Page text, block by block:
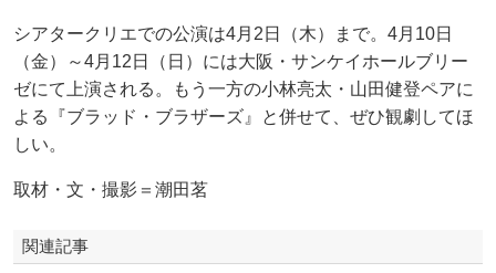
シアタークリエでの公演は4月2日（木）まで。4月10日
（金）～4月12日（日）には大阪・サンケイホールブリー
ゼにて上演される。もう一方の小林亮太・山田健登ペアに
よる『ブラッド・ブラザーズ』と併せて、ぜひ観劇してほ
しい。
取材・文・撮影＝潮田茗
関連記事